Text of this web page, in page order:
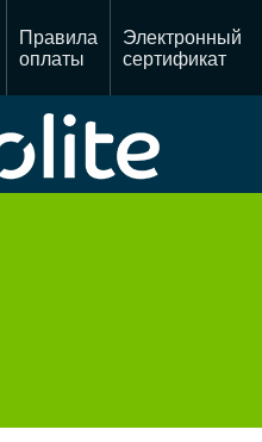
Правила
оплаты
Электронный
сертификат